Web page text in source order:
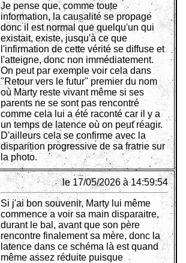
Je pense que, comme toute
information, la causalité se propage
donc il est normal que quelqu'un qui
existait, existe, jusqu'à ce que
l'infirmation de cette vérité se diffuse et
l'atteigne, donc non immédiatement.
On peut par exemple voir cela dans
"Retour vers le futur" premier du nom
où Marty reste vivant même si ses
parents ne se sont pas rencontré
comme cela lui a été raconté car il y a
un temps de latence où on peut réagir.
D'ailleurs cela se confirme avec la
disparition progressive de sa fratrie sur
la photo.
le 17/05/2026 à 14:59:54
Si j'ai bon souvenir, Marty lui même
commence a voir sa main disparaitre,
durant le bal, avant que son père
rencontre finalement sa mère, donc la
latence dans ce schéma là est quand
même assez réduite puisque